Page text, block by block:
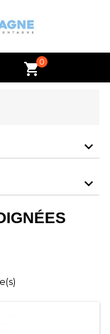
shopping_cart0